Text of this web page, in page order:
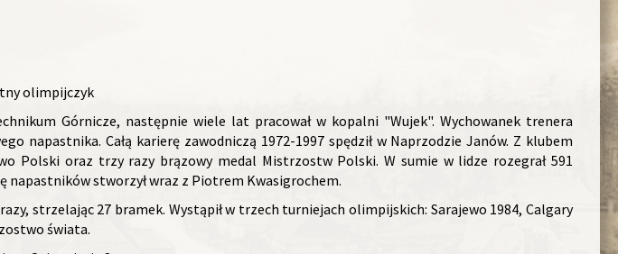
olimpijczyk
Górnicze, następnie wiele lat pracował w kopalni "Wujek". Wychowanek trenera
napastnika. Całą karierę zawodniczą 1972-1997 spędził w Naprzodzie Janów. Z klubem
Polski oraz trzy razy brązowy medal Mistrzostw Polski. W sumie w lidze rozegrał 591
napastników stworzył wraz z Piotrem Kwasigrochem.
strzelając 27 bramek. Wystąpił w trzech turniejach olimpijskich: Sarajewo 1984, Calgary
świata.